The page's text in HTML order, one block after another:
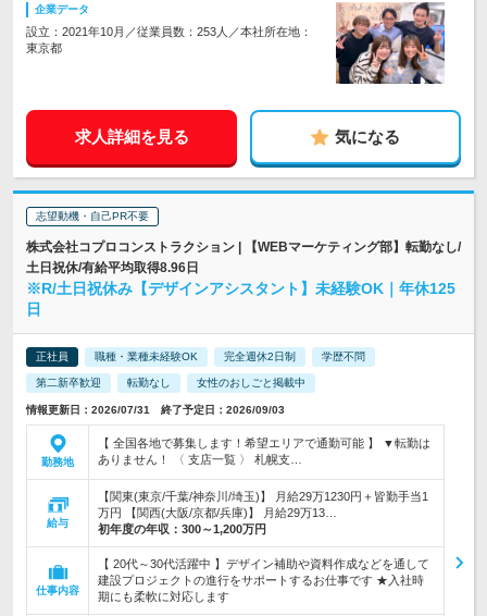
企業データ
設立：2021年10月／従業員数：253人／本社所在地：
東京都
求人詳細を見る 気になる
志望動機・自己PR不要
株式会社コプロコンストラクション | 【WEBマーケティング部】転勤なし/
土日祝休/有給平均取得8.96日
※R/土日祝休み【デザインアシスタント】未経験OK｜年休125
日
正社員 職種・業種未経験OK 完全週休2日制 学歴不問
第二新卒歓迎 転勤なし 女性のおしごと掲載中
情報更新日：2026/07/31 終了予定日：2026/09/03
勤務地
【 全国各地で募集します！希望エリアで通勤可能 】 ▼転勤は
ありません！ 〈 支店一覧 〉 札幌支…
給与
【関東(東京/千葉/神奈川/埼玉)】 月給29万1230円＋皆勤手当1
万円 【関西(大阪/京都/兵庫)】 月給29万13…
初年度の年収： 300～1,200万円
仕事内容
【 20代～30代活躍中 】デザイン補助や資料作成などを通して
建設プロジェクトの進行をサポートするお仕事です ★入社時
期にも柔軟に対応します